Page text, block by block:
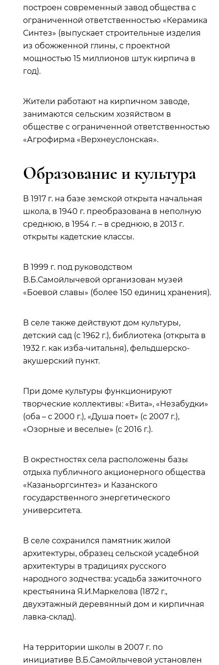
построен современный завод общества с
ограниченной ответственностью «Керамика
Синтез» (выпускает строительные изделия
из обожженной глины, с проектной
мощностью 15 миллионов штук кирпича в
год).
Жители работают на кирпичном заводе,
занимаются сельским хозяйством в
обществе с ограниченной ответственностью
«Агрофирма «Верхнеуслонская».
Образование и культура
В 1917 г. на базе земской открыта начальная
школа, в 1940 г. преобразована в неполную
среднюю, в 1954 г. – в среднюю, в 2013 г.
открыты кадетские классы.
В 1999 г. под руководством
В.Б.Самойлычевой организован музей
«Боевой славы» (более 150 единиц хранения).
В селе также действуют дом культуры,
детский сад (с 1962 г.), библиотека (открыта в
1932 г. как изба-читальня), фельдшерско-
акушерский пункт.
При доме культуры функционируют
творческие коллективы: «Вита», «Незабудки»
(оба – с 2000 г.), «Душа поет» (с 2007 г.),
«Озорные и веселые» (с 2016 г.).
В окрестностях села расположены базы
отдыха публичного акционерного общества
«Казаньоргсинтез» и Казанского
государственного энергетического
университета.
В селе сохранился памятник жилой
архитектуры, образец сельской усадебной
архитектуры в традициях русского
народного зодчества: усадьба зажиточного
крестьянина Я.И.Маркелова (1872 г.,
двухэтажный деревянный дом и кирпичная
лавка-склад).
На территории школы в 2007 г. по
инициативе В.Б.Самойлычевой установлен